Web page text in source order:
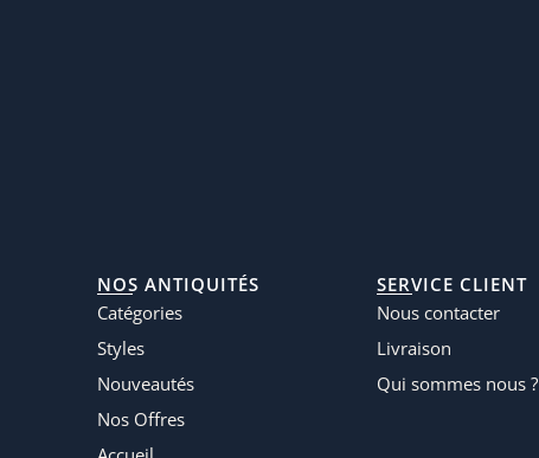
NOS ANTIQUITÉS
Catégories
Styles
Nouveautés
Nos Offres
SERVICE CLIENT
Nous contacter
Livraison
Qui sommes nous ?